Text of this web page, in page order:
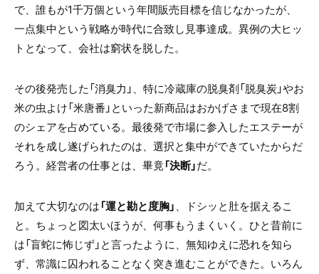
で、誰もが1千万個という年間販売目標を信じなかったが、
一点集中という戦略が時代に合致し見事達成。異例の大ヒッ
トとなって、会社は窮状を脱した。
その後発売した「消臭力」、特に冷蔵庫の脱臭剤「脱臭炭」やお
米の虫よけ「米唐番」といった新商品はおかげさまで現在8割
のシェアを占めている。最後発で市場に参入したエステーが
それを成し遂げられたのは、選択と集中ができていたからだ
ろう。経営者の仕事とは、畢竟「決断」だ。
加えて大切なのは「運と勘と度胸」、ドシッと肚を据えるこ
と。ちょっと図太いほうが、何事もうまくいく。ひと昔前に
は「盲蛇に怖じず」と言ったように、無知ゆえに恐れを知ら
ず、常識に囚われることなく突き進むことができた。いろん